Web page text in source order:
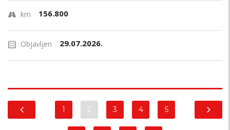
km 156.800
Objavljen 29.07.2026.
1 2 3 4 5